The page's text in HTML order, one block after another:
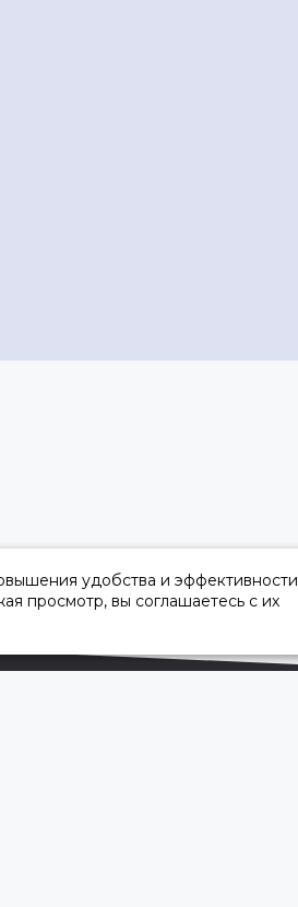
удобства и эффективности
просмотр, вы соглашаетесь с их